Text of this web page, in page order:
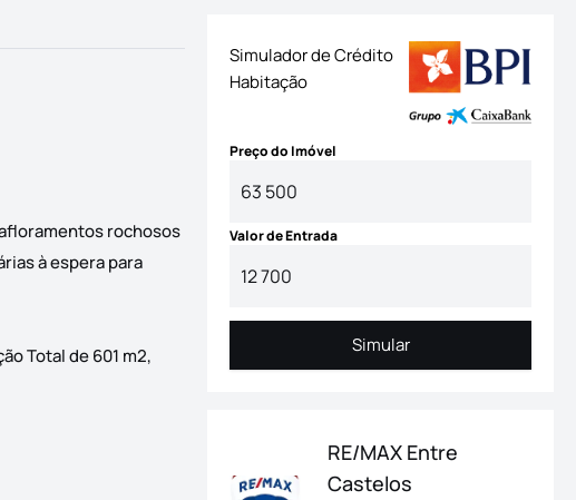
afloramentos rochosos
à espera para
Total de 601 m2,
Simulador de Crédito
Habitação
Preço do Imóvel
Valor de Entrada
Simular
Simular
RE/MAX Entre
Castelos